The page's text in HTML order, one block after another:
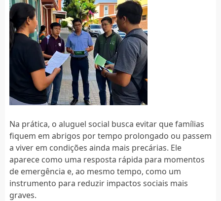
Na prática, o aluguel social busca evitar que famílias
fiquem em abrigos por tempo prolongado ou passem
a viver em condições ainda mais precárias. Ele
aparece como uma resposta rápida para momentos
de emergência e, ao mesmo tempo, como um
instrumento para reduzir impactos sociais mais
graves.